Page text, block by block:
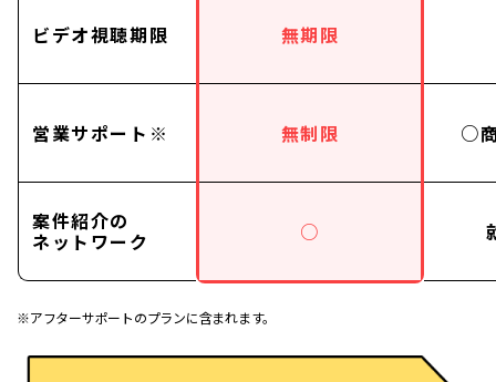
ビデオ視聴期限
営業サポート※
案件紹介の
ネットワーク
無期限
無制限
○
○
※アフターサポートのプランに含まれます。